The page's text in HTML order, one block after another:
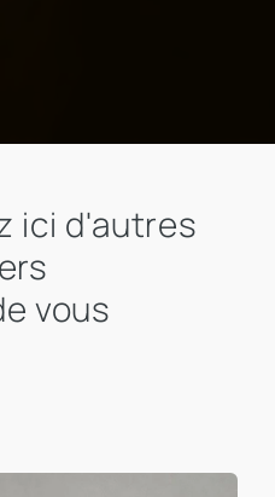
ici d'autres
vous